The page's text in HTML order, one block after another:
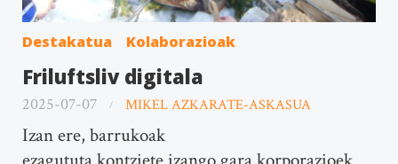
Destakatua Kolaborazioak
Friluftsliv digitala
2025-07-07 MIKEL AZKARATE-ASKASUA
Izan ere, barrukoak